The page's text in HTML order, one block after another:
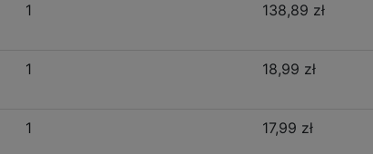
1 138,89 zł
1 18,99 zł
1 17,99 zł